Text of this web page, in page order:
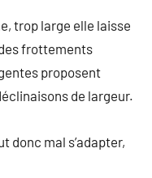
trop large elle laisse
frottements
proposent
de largeur.
donc mal s’adapter,